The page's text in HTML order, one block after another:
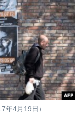
年4月19日）